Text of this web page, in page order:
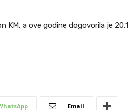
KM, a ove godine dogovorila je 20,1
Email